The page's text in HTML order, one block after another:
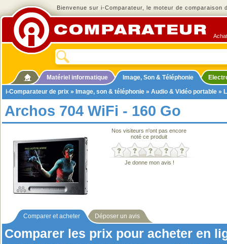
Bienvenue sur i-Comparateur, le moteur de comparaison
Matériel informatique Image, Son & Téléphonie
i-Comparateur de prix » Image, son & téléphonie » Audio & Vidéo portable »
Archos 704 WiFi - 160 Go
Nos visiteurs n'ont pas encore
noté ce produit
Je donne mon avis !
Comparer et acheter Déposer un avis
Comparer les prix pour acheter en